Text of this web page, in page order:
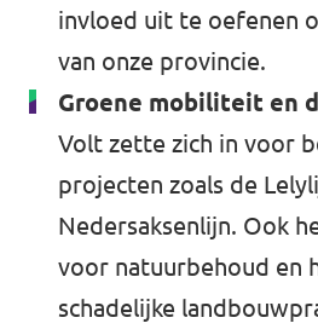
invloed uit te oefenen
van onze provincie.
Groene mobiliteit en
Volt zette zich in voor
projecten zoals de
Nedersaksenlijn. Ook
voor natuurbehoud en
schadelijke